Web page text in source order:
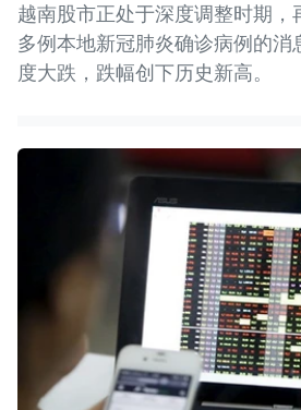
越南股市正处于深度调整时期，
多例本地新冠肺炎确诊病例的消
度大跌，跌幅创下历史新高。